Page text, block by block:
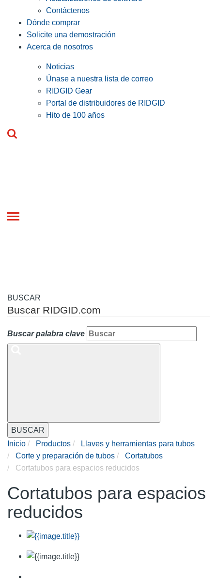
Contáctenos
Dónde comprar
Solicite una demostración
Acerca de nosotros
Noticias
Únase a nuestra lista de correo
RIDGID Gear
Portal de distribuidores de RIDGID
Hito de 100 años
Toggle
BUSCAR
Buscar RIDGID.com
Buscar palabra clave
BUSCAR
Inicio
Productos
Llaves y herramientas para tubos
Corte y preparación de tubos
Cortatubos
Cortatubos para espacios reducidos
Cortatubos para espacios
reducidos